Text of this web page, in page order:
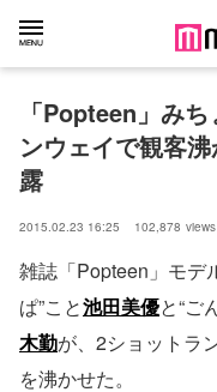
「Popteen」み
ンウェイで観客
露
2015.02.23 16:25 102,878 views
雑誌「Popteen」モデ
ぱ”こと池田美優と“ご
木勤が、2ショットラ
を沸かせた。